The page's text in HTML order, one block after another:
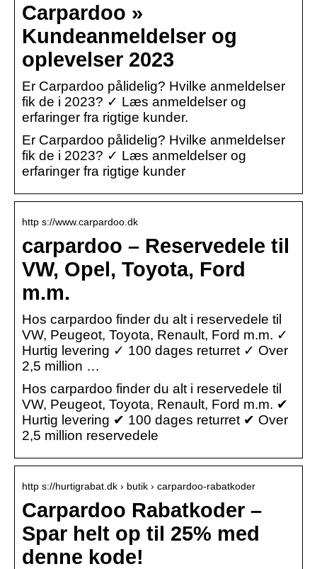
Carpardoo »
Kundeanmeldelser og
oplevelser 2023
Er Carpardoo pålidelig? Hvilke anmeldelser
fik de i 2023? ✓ Læs anmeldelser og
erfaringer fra rigtige kunder.
Er Carpardoo pålidelig? Hvilke anmeldelser
fik de i 2023? ✓ Læs anmeldelser og
erfaringer fra rigtige kunder
http s://www.carpardoo.dk
carpardoo – Reservedele til
VW, Opel, Toyota, Ford
m.m.
Hos carpardoo finder du alt i reservedele til
VW, Peugeot, Toyota, Renault, Ford m.m. ✓
Hurtig levering ✓ 100 dages returret ✓ Over
2,5 million …
Hos carpardoo finder du alt i reservedele til
VW, Peugeot, Toyota, Renault, Ford m.m. ✔
Hurtig levering ✔ 100 dages returret ✔ Over
2,5 million reservedele
http s://hurtigrabat.dk › butik › carpardoo-rabatkoder
Carpardoo Rabatkoder –
Spar helt op til 25% med
denne kode!